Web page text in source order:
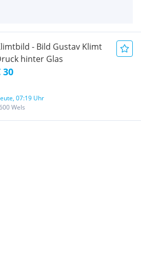
- Bild Gustav Klimt
hinter Glas
30
07:19 Uhr
Wels